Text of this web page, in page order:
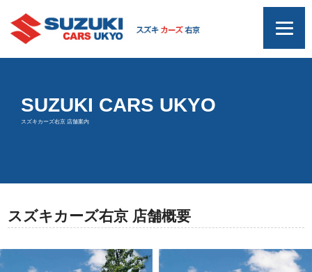
SUZUKI CARS UKYO
スズキカーズ右京 店舗案内
スズキカーズ右京 店舗概要